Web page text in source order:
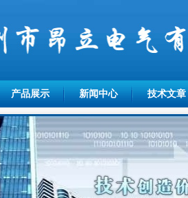
产品展示 新闻中心 技术文章